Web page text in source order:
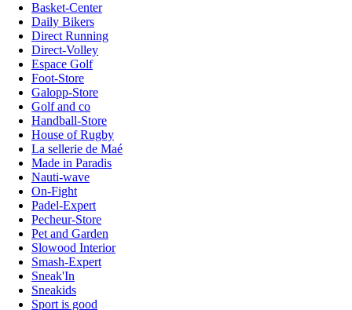
Basket-Center
Daily Bikers
Direct Running
Direct-Volley
Espace Golf
Foot-Store
Galopp-Store
Golf and co
Handball-Store
House of Rugby
La sellerie de Maé
Made in Paradis
Nauti-wave
On-Fight
Padel-Expert
Pecheur-Store
Pet and Garden
Slowood Interior
Smash-Expert
Sneak'In
Sneakids
Sport is good